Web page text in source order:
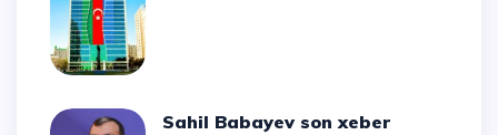
Sahil Babayev son xeber